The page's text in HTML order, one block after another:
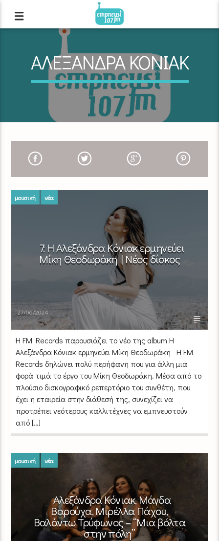
ΑΛΕΞΑΝΔΡΑ ΚΟΝΙΑΚ
μουσική νέα
7: Η Αλεξάνδρα Κόνιακ ερμηνεύει
Μίκη Θεοδωράκη | Νέος δίσκος
27/06/2024
Η FM Records παρουσιάζει το νέο της album Η
Αλεξάνδρα Κόνιακ ερμηνεύει Μίκη Θεοδωράκη Η FM
Records δηλώνει πολύ περήφανη που για άλλη μια
φορά τιμά το έργο του Μίκη Θεοδωράκη. Μέσα από το
πλούσιο δισκογραφικό ρεπερτόριο του συνθέτη, που
έχει η εταιρεία στην διάθεσή της, συνεχίζει να
προτρέπει νεότερους καλλιτέχνες να εμπνευστούν
από […]
μουσική νέα
Αλεξάνδρα Κόνιακ, Μάγδα
Βαρούχα, Μιρέλλα Πάχου,
Βαλάντω Τρύφωνος – “Μια βόλτα
στην πόλη”